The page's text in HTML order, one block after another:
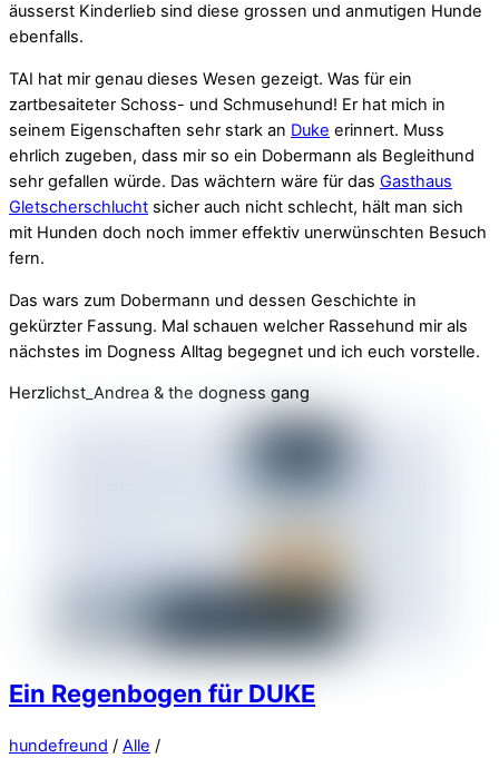
äusserst Kinderlieb sind diese grossen und anmutigen Hunde
ebenfalls.
TAI hat mir genau dieses Wesen gezeigt. Was für ein
zartbesaiteter Schoss- und Schmusehund! Er hat mich in
seinem Eigenschaften sehr stark an Duke erinnert. Muss
ehrlich zugeben, dass mir so ein Dobermann als Begleithund
sehr gefallen würde. Das wächtern wäre für das Gasthaus
Gletscherschlucht sicher auch nicht schlecht, hält man sich
mit Hunden doch noch immer effektiv unerwünschten Besuch
fern.
Das wars zum Dobermann und dessen Geschichte in
gekürzter Fassung. Mal schauen welcher Rassehund mir als
nächstes im Dogness Alltag begegnet und ich euch vorstelle.
Herzlichst_Andrea & the dogness gang
Ein Regenbogen für DUKE
hundefreund / Alle /